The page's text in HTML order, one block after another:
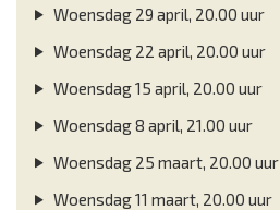
Woensdag 29 april, 20.00 uur
Woensdag 22 april, 20.00 uur
Woensdag 15 april, 20.00 uur
Woensdag 8 april, 21.00 uur
Woensdag 25 maart, 20.00 uur
Woensdag 11 maart, 20.00 uur